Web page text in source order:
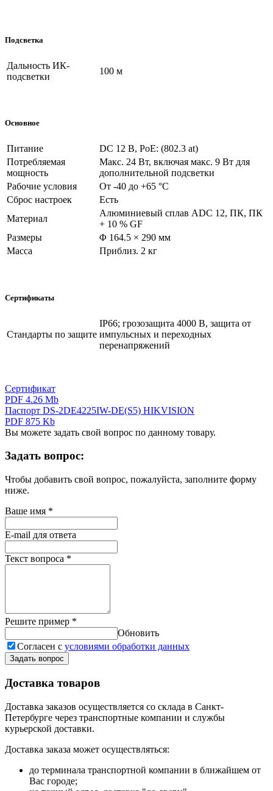
Подсветка
Дальность ИК-
подсветки
100 м
Основное
Питание
DC 12 В, PoE: (802.3 at)
Потребляемая
мощность
Макс. 24 Вт, включая макс. 9 Вт для
дополнительной подсветки
Рабочие условия
От -40 до +65 °C
Сброс настроек
Есть
Материал
Алюминиевый сплав ADC 12, ПК, ПК
+ 10 % GF
Размеры
Φ 164.5 × 290 мм
Масса
Приблиз. 2 кг
Сертификаты
Стандарты по защите
IP66; грозозащита 4000 В, защита от
импульсных и переходных
перенапряжений
Сертификат
PDF 4.26 Mb
Паспорт DS-2DE4225IW-DE(S5) HIKVISION
PDF 875 Kb
Вы можете задать свой вопрос по данному товару.
Задать вопрос:
Чтобы добавить свой вопрос, пожалуйста, заполните форму
ниже.
Ваше имя *
E-mail для ответа
Текст вопроса *
Решите пример *
Обновить
Согласен с условиями обработки данных
Задать вопрос
Доставка товаров
Доставка заказов осуществляется со склада в Санкт-
Петербурге через транспортные компании и службы
курьерской доставки.
Доставка заказа может осуществляться:
до терминала транспортной компании в ближайшем от
Вас городе;